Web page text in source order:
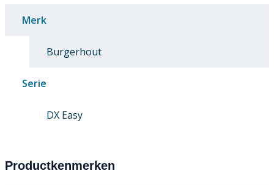
Merk
Burgerhout
Serie
DX Easy
Productkenmerken